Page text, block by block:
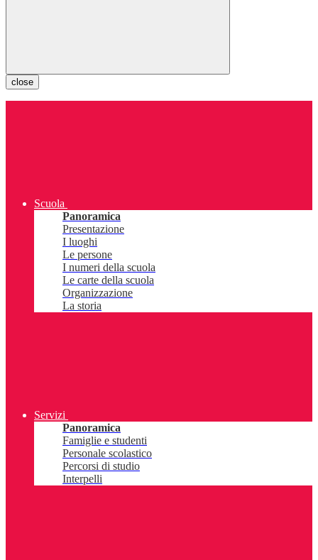
close
Scuola
Panoramica
Presentazione
I luoghi
Le persone
I numeri della scuola
Le carte della scuola
Organizzazione
La storia
Servizi
Panoramica
Famiglie e studenti
Personale scolastico
Percorsi di studio
Interpelli